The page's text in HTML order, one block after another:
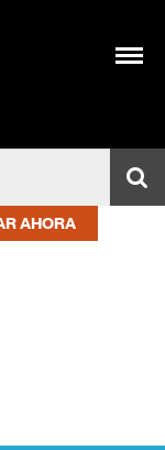
– Hábitat para la
AHORA